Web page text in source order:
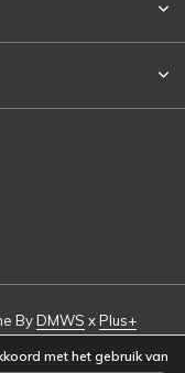
ByDMWS xPlus+
met het gebruik van